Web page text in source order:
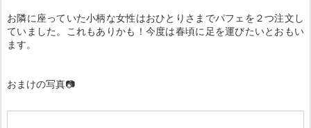
お隣に座っていた小柄な女性はおひとりさまでパフェを２つ注文し
ていました。これもありかも！今度は春頃に足を運びたいとおもい
ます。
おまけの写真📷